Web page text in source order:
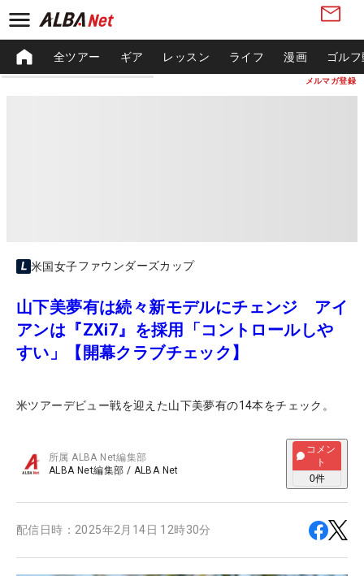
メルマガ登録
全ツアー ギア レッスン ライフ 漫画 ゴル
米国女子ファウンダーズカップ
山下美夢有は続々新モデルにチェンジ アイ
アンは『ZXi7』を採用「コントロールしや
すい」【開幕クラブチェック】
米ツアーデビュー戦を迎えた山下美夢有の14本をチェック。
所属ALBA Net編集部
ALBA Net編集部 / ALBA Net
コメン
ト
0件
配信日時： 2025年2月14日 12時30分